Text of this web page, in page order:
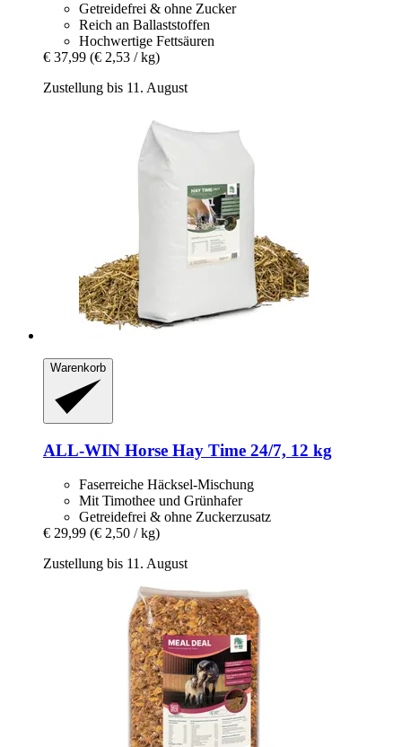
Getreidefrei & ohne Zucker
Reich an Ballaststoffen
Hochwertige Fettsäuren
€ 37,99 (€ 2,53 / kg)
Zustellung bis 11. August
Warenkorb
ALL-WIN Horse Hay Time 24/7, 12 kg
Faserreiche Häcksel-Mischung
Mit Timothee und Grünhafer
Getreidefrei & ohne Zuckerzusatz
€ 29,99 (€ 2,50 / kg)
Zustellung bis 11. August